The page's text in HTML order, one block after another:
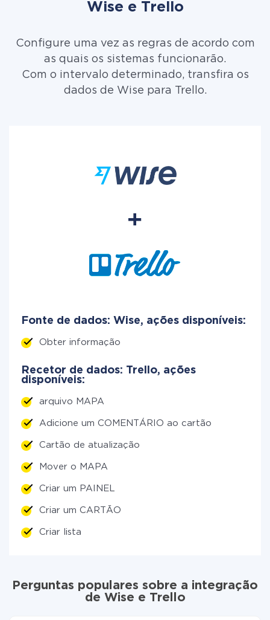
Wise e Trello
Configure uma vez as regras de acordo com
as quais os sistemas funcionarão.
Com o intervalo determinado, transfira os
dados de Wise para Trello.
Fonte de dados: Wise, ações disponíveis:
Obter informação
Recetor de dados: Trello, ações
disponíveis:
arquivo MAPA
Adicione um COMENTÁRIO ao cartão
Cartão de atualização
Mover o MAPA
Criar um PAINEL
Criar um CARTÃO
Criar lista
Perguntas populares sobre a integração
de Wise e Trello